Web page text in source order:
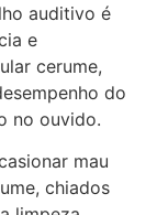
auditivo é
e
cerume,
do
no ouvido.
mau
chiados